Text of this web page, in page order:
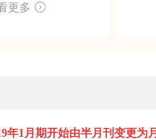
更多
1月期开始由半月刊变更